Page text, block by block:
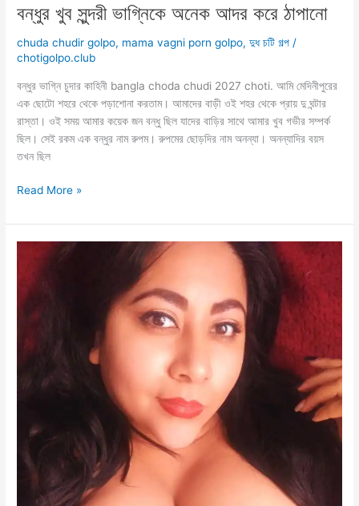
বন্ধুর খুব সুন্দরী ভাগ্নিকে অনেক আদর করে ঠাপানো
chuda chudir golpo, mama vagni porn golpo,দুধ চটি গল্প /
chotigolpo.club
বন্ধুর ভাগ্নি চুদার কাহিনী bangla choda chudi 2027 choti. আমি মেদিনীপুরের
এক ছোটো শহরে থেকে পড়াশোনা করতাম। আমাদের বাড়ী ওই শহর থেকে প্রায় দু ঘন্টার
রাস্তা। ওই সময় আমার কয়েক জন বন্ধু ছিল যাদের বাড়ির সাথে আমার খুব গভীর সম্পর্ক
ছিল। সেই রকম এক বন্ধুর নাম রুপম। রুপমের ছোড়দির নাম অনন্যা। অনন্যাদির বয়স
তখন ছিল
বন্ধুর
সুন্দরী
ভাগ্নিকে
করে
ঠাপানো
Read More »